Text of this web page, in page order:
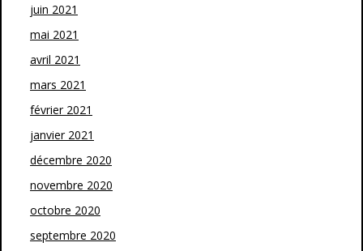
juin 2021
mai 2021
avril 2021
mars 2021
février 2021
janvier 2021
décembre 2020
novembre 2020
octobre 2020
septembre 2020